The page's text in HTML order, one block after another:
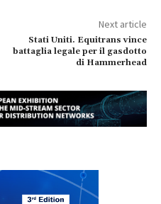
Next article
Stati Uniti. Equitrans vince
battaglia legale per il gasdotto
di Hammerhead